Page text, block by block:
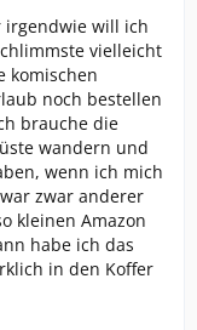
irgendwie will ich
vielleicht
komischen
noch bestellen
brauche die
wandern und
wenn ich mich
zwar anderer
kleinen Amazon
habe ich das
in den Koffer